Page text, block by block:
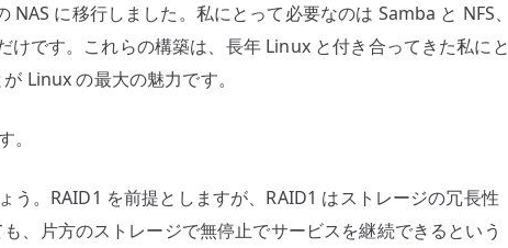
に移行しました。私にとって必要なのは Samba と NFS、
けです。これらの構築は、長年 Linux と付き合ってきた私にと
Linux の最大の魅力です。
う。RAID1 を前提としますが、RAID1 はストレージの冗長性
、片方のストレージで無停止でサービスを継続できるという